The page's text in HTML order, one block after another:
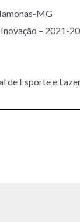
MG
– 2021-
de Esporte e